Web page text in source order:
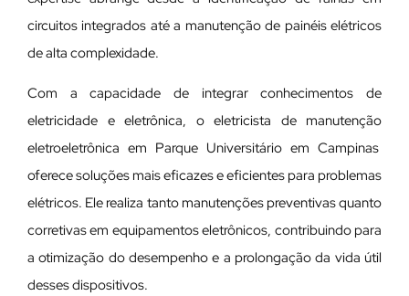
circuitos integrados até a manutenção de painéis elétricos
de alta complexidade.
Com a capacidade de integrar conhecimentos de
eletricidade e eletrônica, o eletricista de manutenção
eletroeletrônica em Parque Universitário em Campinas
oferece soluções mais eficazes e eficientes para problemas
elétricos. Ele realiza tanto manutenções preventivas quanto
corretivas em equipamentos eletrônicos, contribuindo para
a otimização do desempenho e a prolongação da vida útil
desses dispositivos.